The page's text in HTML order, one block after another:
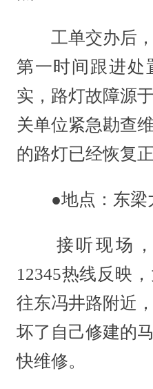
工单交办后，
第一时间跟进处
实，路灯故障源
关单位紧急勘查
的路灯已经恢复正
●地点：东梁
接听现场，
12345热线反映
往东冯井路附近
坏了自己修建的
快维修。